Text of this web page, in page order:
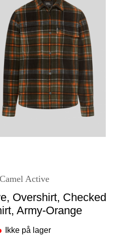
Camel Active
Overshirt, Checked
Army-Orange
Ikke på lager